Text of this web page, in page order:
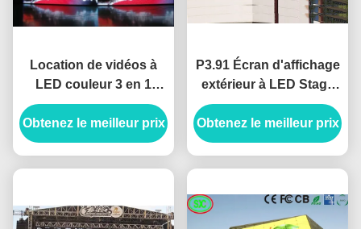
Location de vidéos à
LED couleur 3 en 1
SMD2121 Mur vidéo à
LED intérieur avec 1000
cd / m2
Obtenez le meilleur prix
P3.91 Écran d'affichage
extérieur à LED Stage
imperméable à l'eau
Location d'écran
d'affichage à LED pour
Obtenez le meilleur prix